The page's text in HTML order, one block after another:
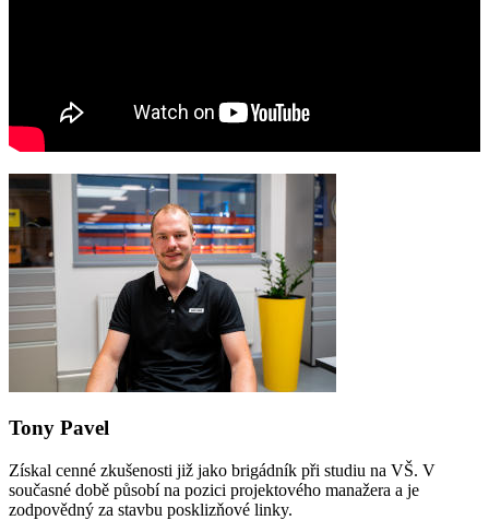
Tony Pavel
Získal cenné zkušenosti již jako brigádník při studiu na VŠ. V
současné době působí na pozici projektového manažera a je
zodpovědný za stavbu posklizňové linky.